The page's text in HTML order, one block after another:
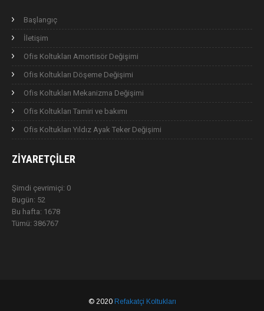
Başlangıç
İletişim
Ofis Koltukları Amortisör Değişimi
Ofis Koltukları Döşeme Değişimi
Ofis Koltukları Mekanizma Değişimi
Ofis Koltukları Tamiri ve bakımı
Ofis Koltukları Yıldız Ayak Teker Değişimi
ZIYARETÇILER
Şimdi çevrimiçi: 0
Bugün: 52
Bu hafta: 1678
Tümü: 386767
© 2020 Refakatçi Koltukları